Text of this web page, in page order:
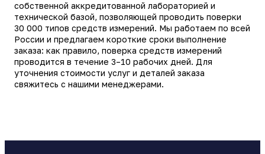
собственной аккредитованной лабораторией и
технической базой, позволяющей проводить поверки
30 000 типов средств измерений. Мы работаем по всей
России и предлагаем короткие сроки выполнение
заказа: как правило, поверка средств измерений
проводится в течение 3–10 рабочих дней. Для
уточнения стоимости услуг и деталей заказа
свяжитесь с нашими менеджерами.